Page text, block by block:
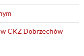
CKZ Dobrzechów